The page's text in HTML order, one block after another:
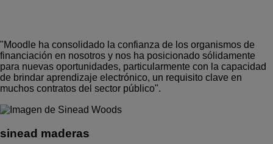
"Moodle ha consolidado la confianza de los organismos de
financiación en nosotros y nos ha posicionado sólidamente
para nuevas oportunidades, particularmente con la capacidad
de brindar aprendizaje electrónico, un requisito clave en
muchos contratos del sector público".
sinead maderas